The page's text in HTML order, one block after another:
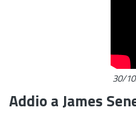
30/
Addio a James